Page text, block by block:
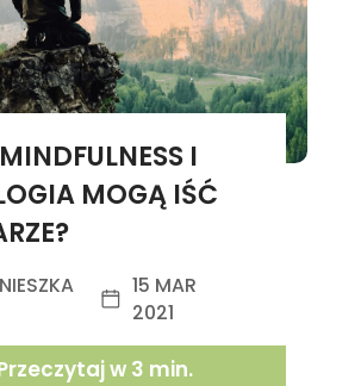
I
MOGĄ IŚĆ
15 MAR
2021
w 3 min.